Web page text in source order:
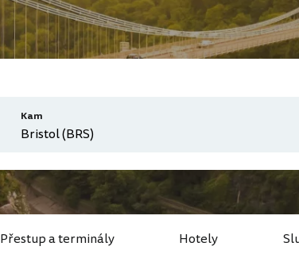
Kam
Přestup a terminály Hotely